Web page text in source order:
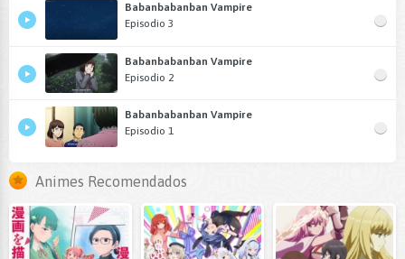
Babanbabanban Vampire
Episodio 3
Babanbabanban Vampire
Episodio 2
Babanbabanban Vampire
Episodio 1
Animes Recomendados